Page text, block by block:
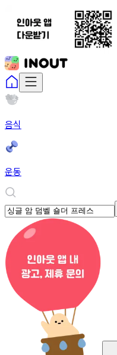
음식
운동